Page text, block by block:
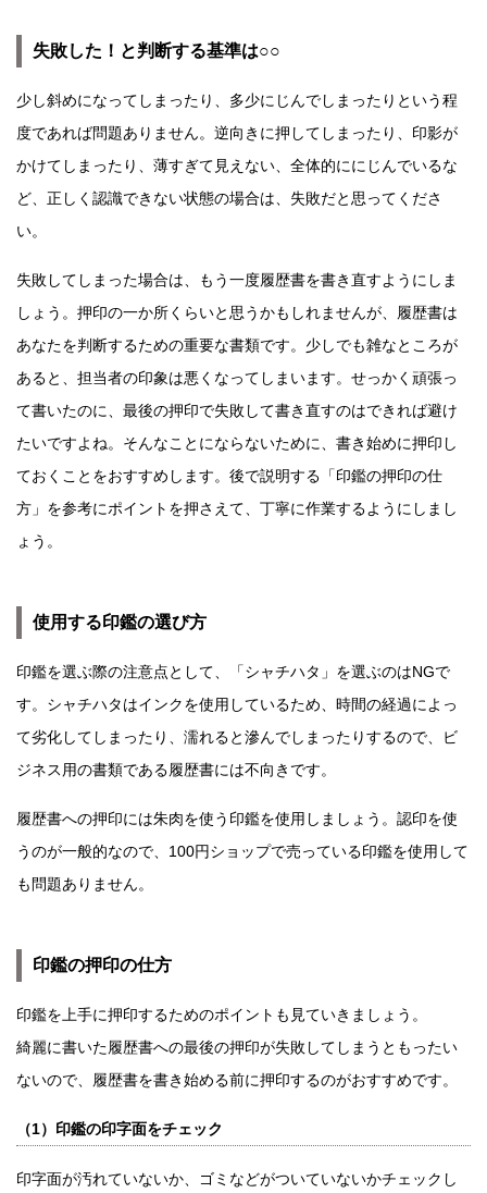
失敗した！と判断する基準は○○
少し斜めになってしまったり、多少にじんでしまったりという程
度であれば問題ありません。逆向きに押してしまったり、印影が
かけてしまったり、薄すぎて見えない、全体的ににじんでいるな
ど、正しく認識できない状態の場合は、失敗だと思ってくださ
い。
失敗してしまった場合は、もう一度履歴書を書き直すようにしま
しょう。押印の一か所くらいと思うかもしれませんが、履歴書は
あなたを判断するための重要な書類です。少しでも雑なところが
あると、担当者の印象は悪くなってしまいます。せっかく頑張っ
て書いたのに、最後の押印で失敗して書き直すのはできれば避け
たいですよね。そんなことにならないために、書き始めに押印し
ておくことをおすすめします。後で説明する「印鑑の押印の仕
方」を参考にポイントを押さえて、丁寧に作業するようにしまし
ょう。
使用する印鑑の選び方
印鑑を選ぶ際の注意点として、「シャチハタ」を選ぶのはNGで
す。シャチハタはインクを使用しているため、時間の経過によっ
て劣化してしまったり、濡れると滲んでしまったりするので、ビ
ジネス用の書類である履歴書には不向きです。
履歴書への押印には朱肉を使う印鑑を使用しましょう。認印を使
うのが一般的なので、100円ショップで売っている印鑑を使用して
も問題ありません。
印鑑の押印の仕方
印鑑を上手に押印するためのポイントも見ていきましょう。
綺麗に書いた履歴書への最後の押印が失敗してしまうともったい
ないので、履歴書を書き始める前に押印するのがおすすめです。
（1）印鑑の印字面をチェック
印字面が汚れていないか、ゴミなどがついていないかチェックし